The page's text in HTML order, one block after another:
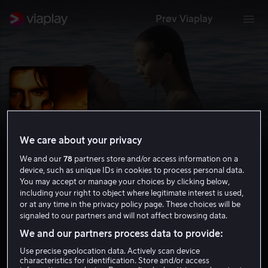
Prøv Viaplay
Haven
5.7 Drama 2004 1 t 34 min
15 år
HD
We care about your privacy
We and our78 partners store and/or access information on a
device, such as unique IDs in cookies to process personal data.
You may accept or manage your choices by clicking below,
including your right to object where legitimate interest is used,
or at any time in the privacy policy page. These choices will be
signaled to our partners and will not affect browsing data.
We and our partners process data to provide:
Use precise geolocation data. Actively scan device
characteristics for identification. Store and/or access